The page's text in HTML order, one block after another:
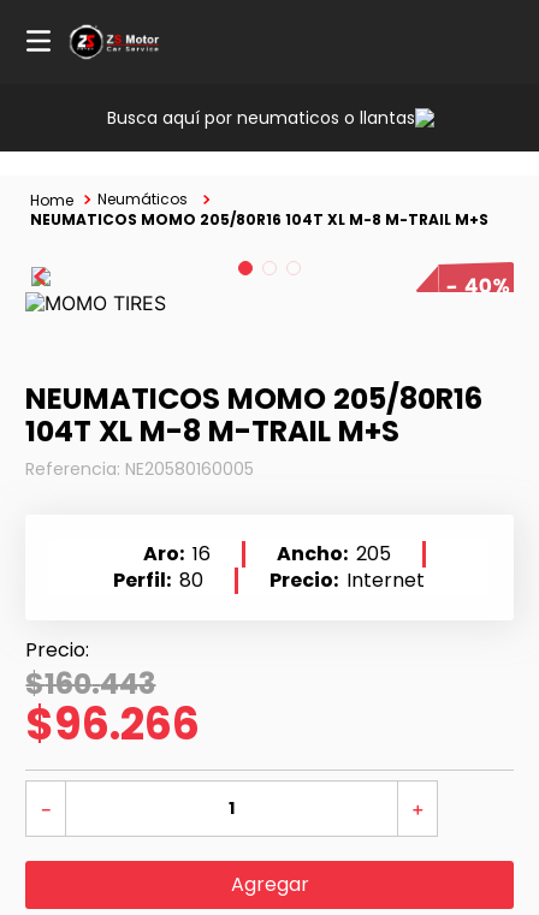
Busca aquí por neumaticos o llantas
Neumáticos
NEUMATICOS MOMO 205/80R16 104T XL M-8 M-TRAIL M+S
40%
NEUMATICOS MOMO 205/80R16
104T XL M-8 M-TRAIL M+S
Referencia: NE20580160005
Aro 16 Ancho 205
Perfil 80 Precio Internet
$160.443
$96.266
＋
－
Agregar